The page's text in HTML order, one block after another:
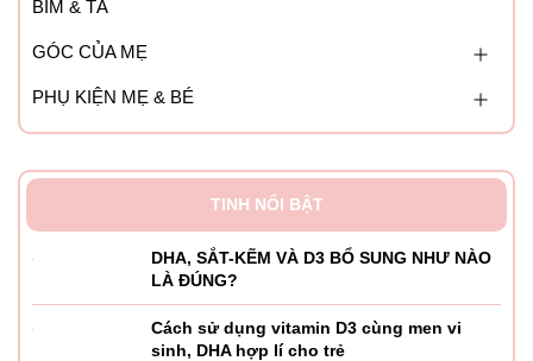
BỈM & TÃ
GÓC CỦA MẸ
PHỤ KIỆN MẸ & BÉ
TINH NỔI BẬT
DHA, SẮT-KẼM VÀ D3 BỔ SUNG NHƯ NÀO
LÀ ĐÚNG?
Cách sử dụng vitamin D3 cùng men vi
sinh, DHA hợp lí cho trẻ